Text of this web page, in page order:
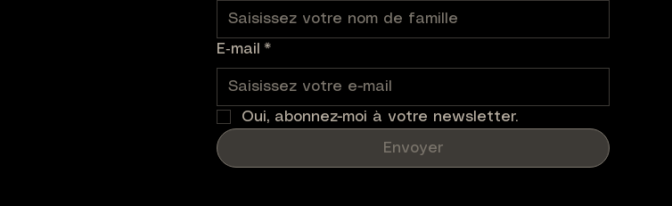
E‑mail *
Oui, abonnez-moi à votre newsletter.
Envoyer